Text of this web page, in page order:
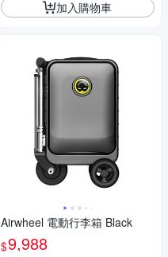
加入購物車
Airwheel 電動行李箱 Black
$9,988